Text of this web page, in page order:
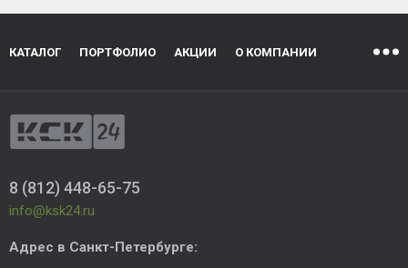
КАТАЛОГ ПОРТФОЛИО АКЦИИ О КОМПАНИИ
8 (812) 448-65-75
info@ksk24.ru
Адрес в Санкт-Петербурге: